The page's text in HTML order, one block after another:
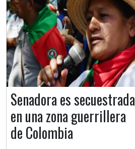
Senadora es secuestrada
en una zona guerrillera
de Colombia